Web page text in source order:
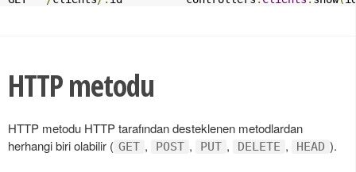
HTTP metodu
HTTP metodu HTTP tarafından desteklenen metodlardan
herhangi biri olabilir ( GET , POST , PUT , DELETE , HEAD ).